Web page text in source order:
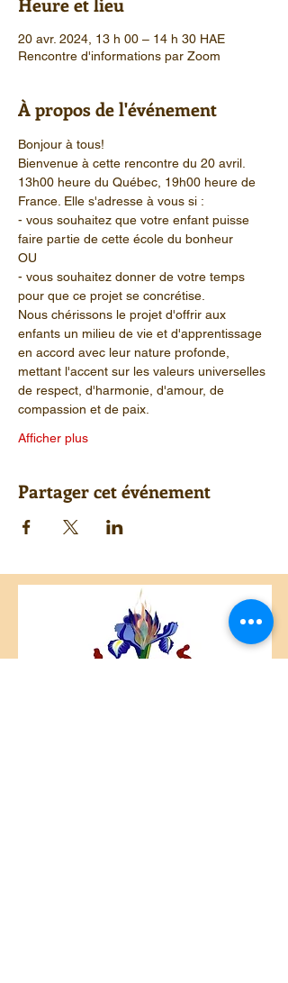
20 avr. 2024, 13 h 00 – 14 h 30 HAE
Rencontre d'informations par Zoom
À propos de l'événement
Bonjour à tous!
Bienvenue à cette rencontre du 20 avril.
13h00 heure du Québec, 19h00 heure de
France. Elle s'adresse à vous si :
- vous souhaitez que votre enfant puisse
faire partie de cette école du bonheur
OU
- vous souhaitez donner de votre temps
pour que ce projet se concrétise.
Nous chérissons le projet d'offrir aux
enfants un milieu de vie et d'apprentissage
en accord avec leur nature profonde,
mettant l'accent sur les valeurs universelles
de respect, d'harmonie, d'amour, de
compassion et de paix.
Afficher plus
Partager cet événement